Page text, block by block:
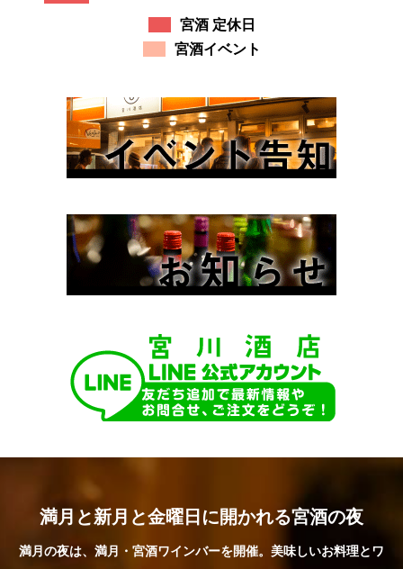
宮酒 定休日
宮酒イベント
満月と新月と金曜日に開かれる宮酒の夜
満月の夜は、満月・宮酒ワインバーを開催。美味しいお料理とワ